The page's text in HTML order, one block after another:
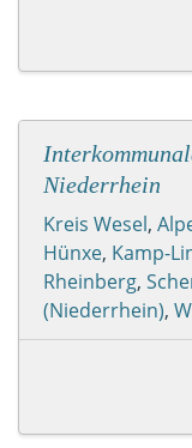
Niederrhein
Kreis Wesel,
Hünxe, Kamp-
Rheinberg,
(Niederrhein),